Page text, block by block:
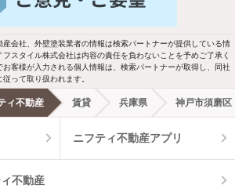
ペット相談
独立洗面台
都市ガス
オートロック
件が見つかり次第、メ
新着メール通知を受け取る
産会社、外壁塗装業者の情報は検索パートナーが提供している情
スタイル株式会社は内容の責任を負わないことを予めご了承く
客様が入力される個人情報は、検索パートナーが取得し、同社
って取り扱われます。
ィ不動産 賃貸 兵庫県 神戸市須磨区
ニフティ不動産アプリ
不動産